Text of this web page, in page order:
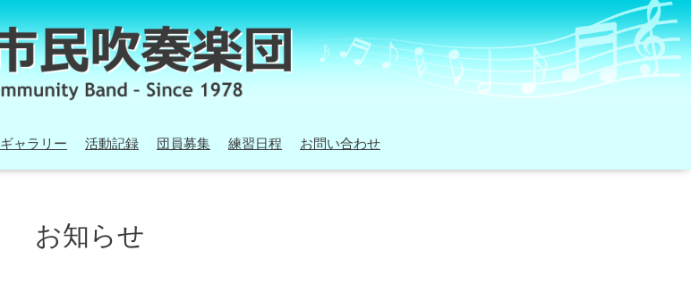
ギャラリー 活動記録 団員募集 練習日程 お問い合わせ
お知らせ